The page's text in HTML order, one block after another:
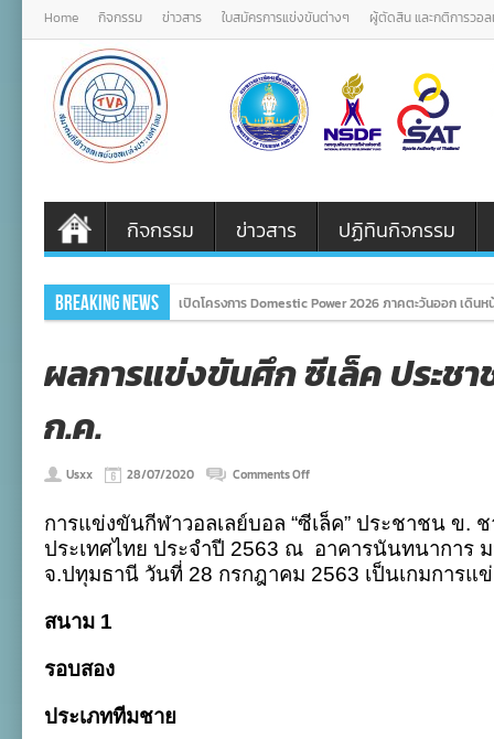
Home กิจกรรม ข่าวสาร ใบสมัครการแข่งขันต่างๆ ผู้ตัดสิน และกติการวอ
กิจกรรม ข่าวสาร ปฏิทินกิจกรรม
Breaking News เปิดโครงการ Domestic Power 2026 ภาคตะวันออก เดิ
ผลการแข่งขันศึก ซีเล็ค ประชา
ก.ค.
Usxx 28/07/2020 Comments Offon
การ
แข่งขัน
ศึก
เล็ค
การแข่งขันกีฬาวอลเลย์บอล “ซีเล็ค” ประชาชน ข.
ประเทศไทย ประจำปี 2563 ณ อาคารนันทนาการ
จ.ปทุมธานี วันที่ 28 กรกฎาคม 2563 เป็นเกมการแ
สนาม 1
รอบสอง
ประเภททีมชาย